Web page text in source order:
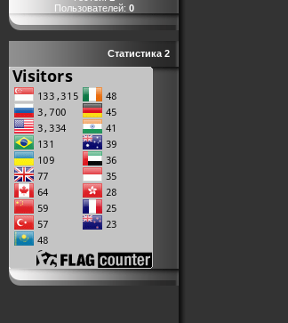
Пользователей: 0
Статистика 2